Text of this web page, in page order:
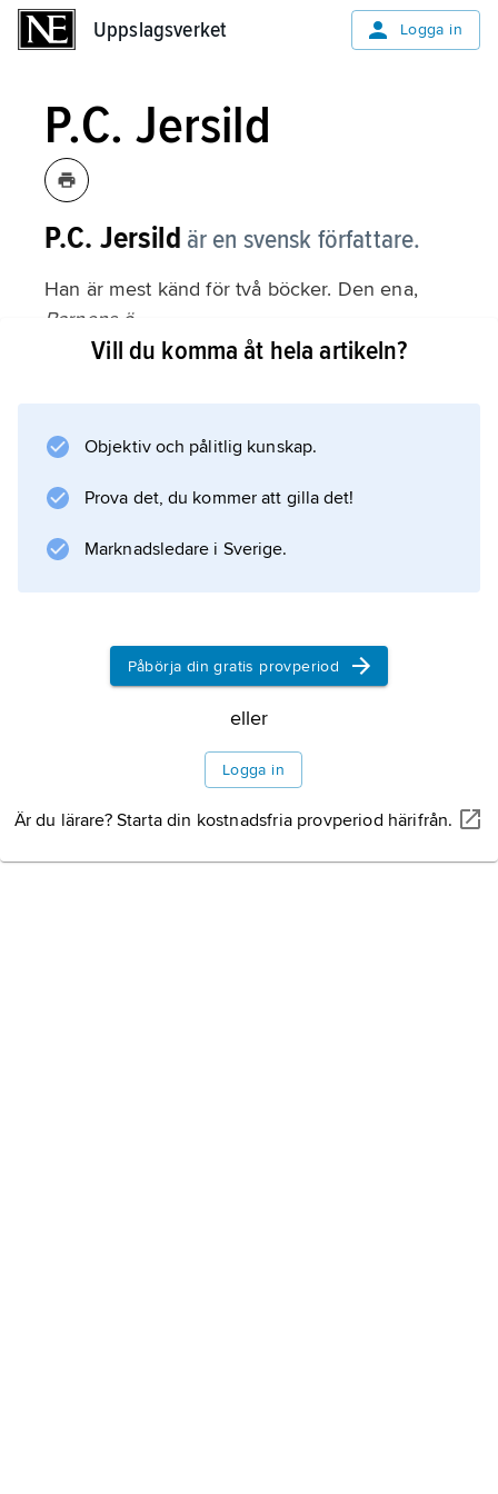
Uppslagsverket Logga in
P.C. Jersild
P.C. Jersild är en svensk författare.
Han är mest känd för två böcker. Den ena,
Barnens ö
, handlar om pojken Reine. Reine ska åka på
händer honom många märkliga saker.
film. Den andra
Vill du komma åt hela artikeln?
Objektiv och pålitlig kunskap.
Prova det, du kommer att gilla det!
Marknadsledare i Sverige.
Påbörja din gratis provperiod
eller
Logga in
Är du lärare? Starta din kostnadsfria provperiod härifrån.